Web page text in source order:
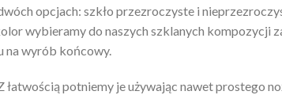
do
niskiej
opcjach: szkło przezroczyste i
wybieramy do naszych szklanych kompozycji
na wyrób końcowy.
potniemy je używając nawet prostego